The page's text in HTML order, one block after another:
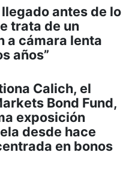
antes de lo
trata de un
a cámara lenta
años”
Calich, el
Bond Fund,
exposición
desde hace
en bonos